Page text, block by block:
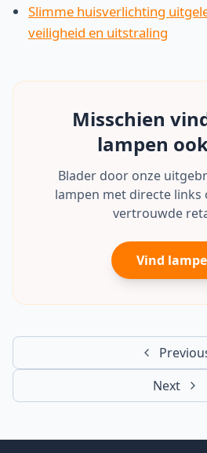
Slimme huisverlichting
veiligheid en uitstraling
Misschien
lampen
Blader door onze
lampen met directe links
vertrouwde
Vind
Next